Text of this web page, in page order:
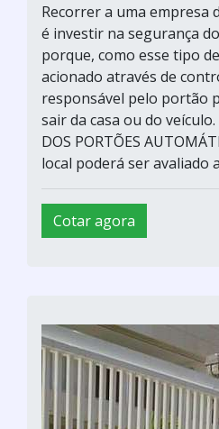
Recorrer a uma empresa
é investir na segurança
porque, como esse tipo
acionado através de
responsável pelo portão
sair da casa ou do veículo.
DOS PORTÕES
local poderá ser avaliado
Cotar agora